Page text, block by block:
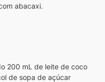
abacaxi.
200 mL de leite de coco
de sopa de açúcar